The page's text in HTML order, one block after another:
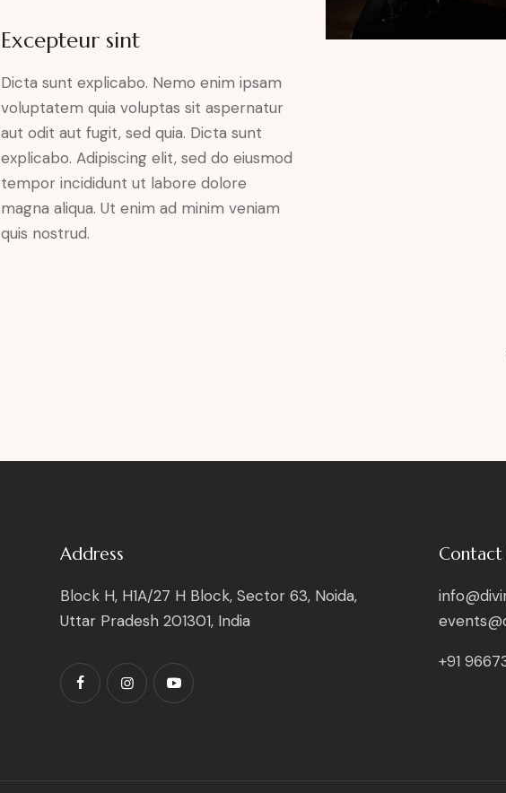
Excepteur sint
Dicta sunt explicabo. Nemo enim ipsam
voluptatem quia voluptas sit aspernatur
aut odit aut fugit, sed quia. Dicta sunt
explicabo. Adipiscing elit, sed do eiusmod
tempor incididunt ut labore dolore
magna aliqua. Ut enim ad minim veniam
quis nostrud.
Address
Block H, H1A/27 H Block, Sector 63, Noida,
Uttar Pradesh 201301, India
Contact
+91